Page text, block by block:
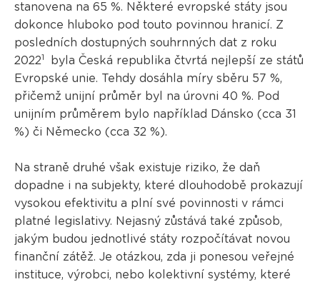
stanovena na 65 %. Některé evropské státy jsou
dokonce hluboko pod touto povinnou hranicí. Z
posledních dostupných souhrnných dat z roku
20221
byla Česká republika čtvrtá nejlepší ze států
Evropské unie. Tehdy dosáhla míry sběru 57 %,
přičemž unijní průměr byl na úrovni 40 %. Pod
unijním průměrem bylo například Dánsko (cca 31
%) či Německo (cca 32 %).
Na straně druhé však existuje riziko, že daň
dopadne i na subjekty, které dlouhodobě prokazují
vysokou efektivitu a plní své povinnosti v rámci
platné legislativy. Nejasný zůstává také způsob,
jakým budou jednotlivé státy rozpočítávat novou
finanční zátěž. Je otázkou, zda ji ponesou veřejné
instituce, výrobci, nebo kolektivní systémy, které